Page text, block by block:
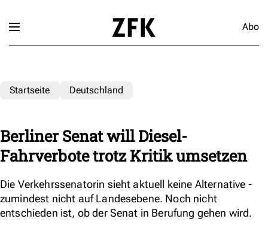
Abo
Startseite Deutschland
Berliner Senat will Diesel-
Fahrverbote trotz Kritik umsetzen
Die Verkehrssenatorin sieht aktuell keine Alternative -
zumindest nicht auf Landesebene. Noch nicht
entschieden ist, ob der Senat in Berufung gehen wird.